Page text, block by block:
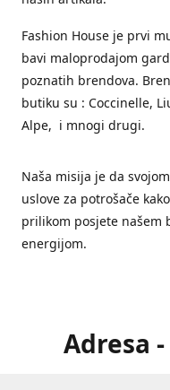
Fashion House je prvi
bavi maloprodajom
poznatih brendova.
butiku su : Coccinelle,
Alpe, i mnogi drugi.
Naša misija je da
uslove za potrošače
prilikom posjete našem
energijom.
Adresa